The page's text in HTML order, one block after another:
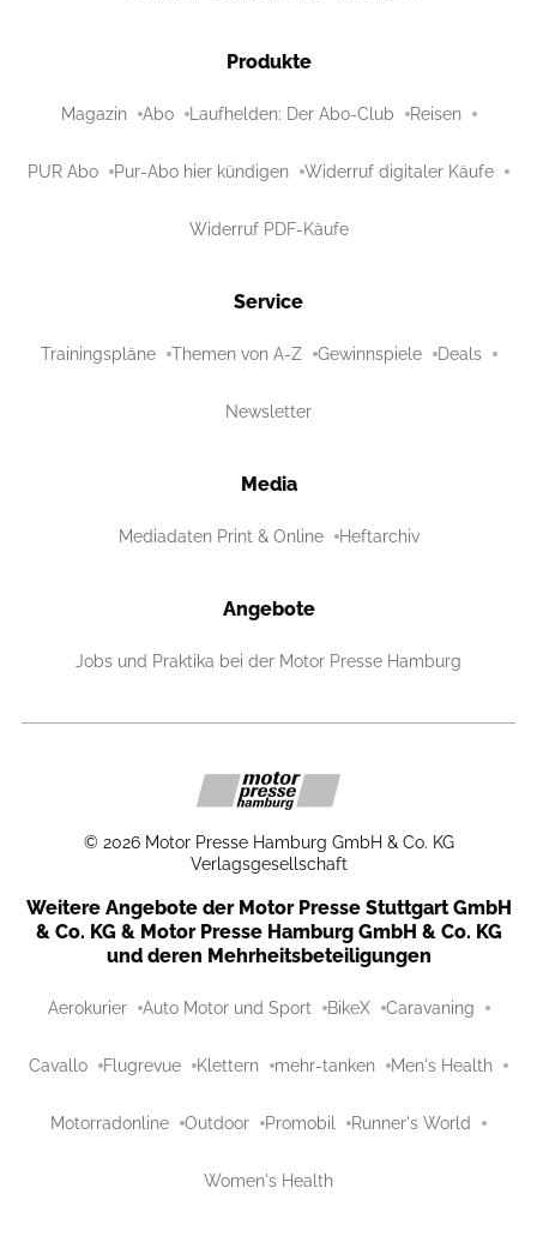
Produkte
Magazin Abo Laufhelden: Der Abo-Club Reisen
PUR Abo Pur-Abo hier kündigen Widerruf digitaler Käufe
Widerruf PDF-Käufe
Service
Trainingspläne Themen von A-Z Gewinnspiele Deals
Newsletter
Media
Mediadaten Print & Online Heftarchiv
Angebote
Jobs und Praktika bei der Motor Presse Hamburg
© 2026 Motor Presse Hamburg GmbH & Co. KG
Verlagsgesellschaft
Weitere Angebote der Motor Presse Stuttgart GmbH
& Co. KG & Motor Presse Hamburg GmbH & Co. KG
und deren Mehrheitsbeteiligungen
Aerokurier Auto Motor und Sport BikeX Caravaning
Cavallo Flugrevue Klettern mehr-tanken Men's Health
Motorradonline Outdoor Promobil Runner's World
Women's Health